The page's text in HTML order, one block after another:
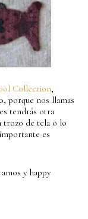
Collection,
porque nos llamas
tendrás otra
trozo de tela o lo
es
y happy